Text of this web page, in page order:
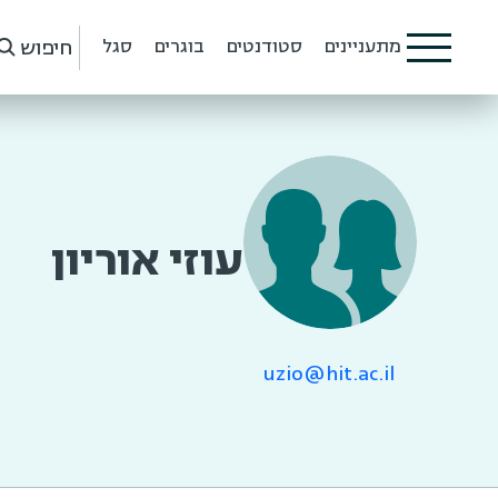
מתעניינים סטודנטים בוגרים סגל חיפוש
uzio@hit.ac.il
עוזי אוריון